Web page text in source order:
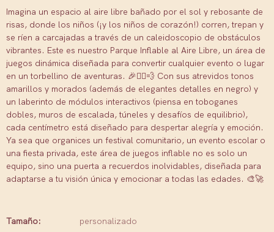
Imagina un espacio al aire libre bañado por el sol y rebosante de
risas, donde los niños (¡y los niños de corazón!) corren, trepan y
se ríen a carcajadas a través de un caleidoscopio de obstáculos
vibrantes. Este es nuestro Parque Inflable al Aire Libre, un área de
juegos dinámica diseñada para convertir cualquier evento o lugar
en un torbellino de aventuras. 🎉🏃‍♂️💨 Con sus atrevidos tonos
amarillos y morados (además de elegantes detalles en negro) y
un laberinto de módulos interactivos (piensa en toboganes
dobles, muros de escalada, túneles y desafíos de equilibrio),
cada centímetro está diseñado para despertar alegría y emoción.
Ya sea que organices un festival comunitario, un evento escolar o
una fiesta privada, este área de juegos inflable no es solo un
equipo, sino una puerta a recuerdos inolvidables, diseñada para
adaptarse a tu visión única y emocionar a todas las edades. 🎨🚀
Tamaño:
personalizado